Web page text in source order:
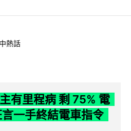
熱話
有里程病 剩 75% 電
一手終結電車指令